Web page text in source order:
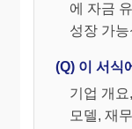
에 자금
성장 가
(Q) 이 서식
기업 개
모델, 재